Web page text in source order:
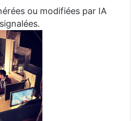
ou modifiées par IA